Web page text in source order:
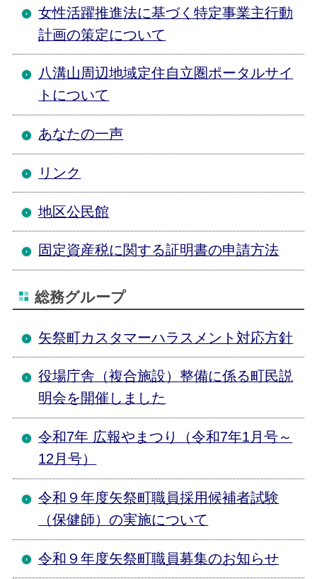
女性活躍推進法に基づく特定事業主行動
計画の策定について
八溝山周辺地域定住自立圏ポータルサイ
トについて
あなたの一声
リンク
地区公民館
固定資産税に関する証明書の申請方法
総務グループ
矢祭町カスタマーハラスメント対応方針
役場庁舎（複合施設）整備に係る町民説
明会を開催しました
令和7年 広報やまつり（令和7年1月号～
12月号）
令和９年度矢祭町職員採用候補者試験
（保健師）の実施について
令和９年度矢祭町職員募集のお知らせ